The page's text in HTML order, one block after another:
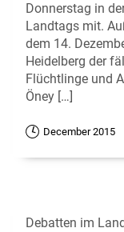
Donnerstag in
Landtags mit.
dem 14.
Heidelberg der
Flüchtlinge und
Öney […]
December 2015
Debatten im